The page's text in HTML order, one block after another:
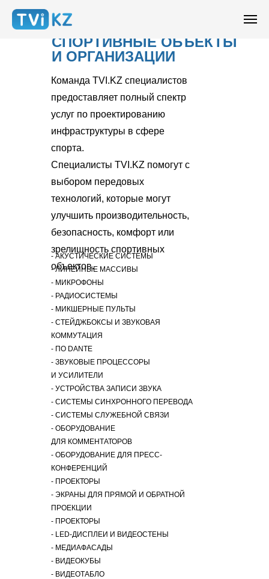
СПОРТИВНЫЕ ОБЪЕКТЫ
И ОРГАНИЗАЦИИ
Команда TVI.KZ специалистов
предоставляет полный спектр
услуг по проектированию
инфраструктуры в сфере
спорта.
Специалисты TVI.KZ помогут с
выбором передовых
технологий, которые могут
улучшить производительность,
безопасность, комфорт или
зрелищность спортивных
объектов.
- АКУСТИЧЕСКИЕ СИСТЕМЫ
​- ЛИНЕЙНЫЕ МАССИВЫ
​- МИКРОФОНЫ
​- РАДИОСИСТЕМЫ
​- МИКШЕРНЫЕ ПУЛЬТЫ
​- СТЕЙДЖБОКСЫ И ЗВУКОВАЯ
КОММУТАЦИЯ
​- ПО DANTE
​- ЗВУКОВЫЕ ПРОЦЕССОРЫ
И УСИЛИТЕЛИ
​- УСТРОЙСТВА ЗАПИСИ ЗВУКА
​- СИСТЕМЫ СИНХРОННОГО ПЕРЕВОДА
​- СИСТЕМЫ СЛУЖЕБНОЙ СВЯЗИ
​- ОБОРУДОВАНИЕ
ДЛЯ КОММЕНТАТОРОВ
​- ОБОРУДОВАНИЕ ДЛЯ ПРЕСС-
КОНФЕРЕНЦИЙ
​- ПРОЕКТОРЫ
​- ЭКРАНЫ ДЛЯ ПРЯМОЙ И ОБРАТНОЙ
ПРОЕКЦИИ
​- ПРОЕКТОРЫ
​- LED-ДИСПЛЕИ И ВИДЕОСТЕНЫ
​- МЕДИАФАСАДЫ
​- ВИДЕОКУБЫ
​- ВИДЕОТАБЛО